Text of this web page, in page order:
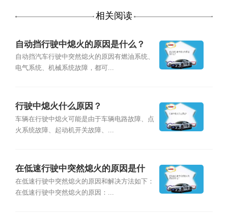
相关阅读
自动挡行驶中熄火的原因是什么？
自动挡汽车行驶中突然熄火的原因有燃油系统、
电气系统、机械系统故障，都可...
行驶中熄火什么原因？
车辆在行驶中熄火可能是由于车辆电路故障、点
火系统故障、起动机开关故障、...
在低速行驶中突然熄火的原因是什
么？
在低速行驶中突然熄火的原因和解决方法如下：
在低速行驶中突然熄火的原因：...